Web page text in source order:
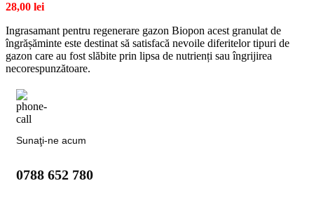
28,00 lei
Ingrasamant pentru regenerare gazon Biopon acest granulat de
îngrășăminte este destinat să satisfacă nevoile diferitelor tipuri de
gazon care au fost slăbite prin lipsa de nutrienți sau îngrijirea
necorespunzătoare.
Sunaţi-ne acum
0788 652 780